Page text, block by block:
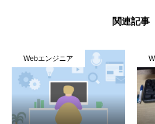
関連記事
Webエンジニア